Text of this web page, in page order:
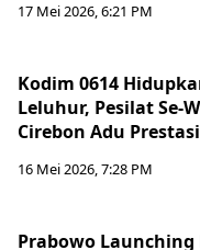
17 Mei 2026, 6:21 PM
Kodim 0614
Leluhur, Pesilat Se-
Cirebon Adu
16 Mei 2026, 7:28 PM
Prabowo Launching